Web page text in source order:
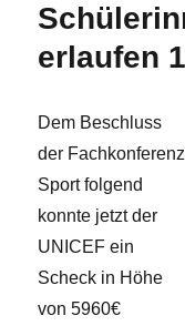
erlaufen
Dem Beschluss
der Fachkonferenz
Sport folgend
konnte jetzt der
UNICEF ein
Scheck in Höhe
von 5960€